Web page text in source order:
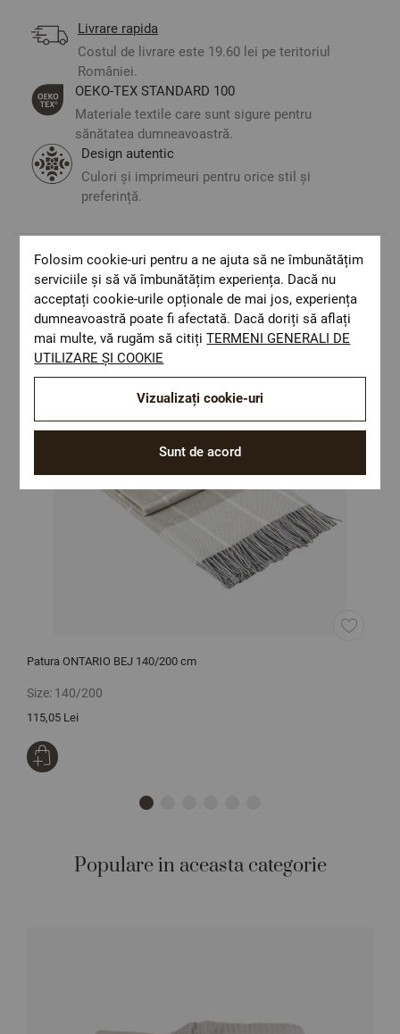
Livrare rapida
Costul de livrare este 19.60 lei pe teritoriul
României.
ОЕКО-ТЕX STANDARD 100
Materiale textile care sunt sigure pentru
sănătatea dumneavoastră.
Design autentic
Culori și imprimeuri pentru orice stil și
preferință.
Optiuni de a combina
Patura ONTARIO BEJ 140/200 cm
Size: 140/200
115,05 Lei
Populare in aceasta categorie
Folosim cookie-uri pentru a ne ajuta să ne îmbunătățim
serviciile și să vă îmbunătățim experiența. Dacă nu
acceptați cookie-urile opționale de mai jos, experiența
dumneavoastră poate fi afectată. Dacă doriți să aflați
mai multe, vă rugăm să citițiTERMENI GENERALI DE
UTILIZARE ȘI COOKIE
Sunt de acord
Vizualizați cookie-uri